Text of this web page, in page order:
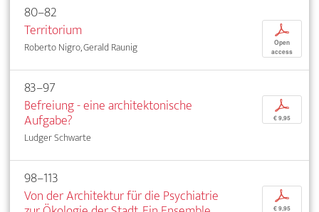
80–82
Territorium
Roberto Nigro, Gerald Raunig
p
Open
access
83–97
Befreiung - eine architektonische
Aufgabe?
Ludger Schwarte
p
€ 9,95
98–113
Von der Architektur für die Psychiatrie
p
€ 9,95